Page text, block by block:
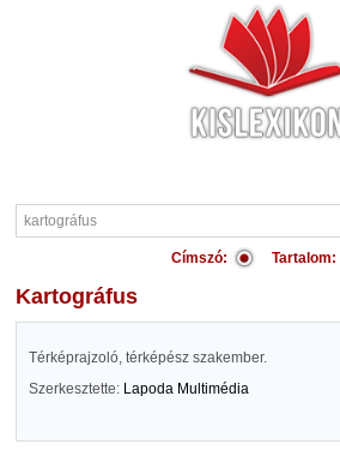
Címszó: Tartalom:
kartográfus
Térképrajzoló, térképész szakember.
Szerkesztette: Lapoda Multimédia